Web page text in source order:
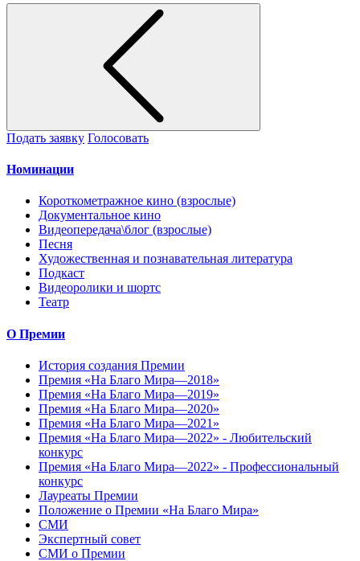
Подать заявку Голосовать
Номинации
Короткометражное кино (взрослые)
Документальное кино
Видеопередача\блог (взрослые)
Песня
Художественная и познавательная литература
Подкаст
Видеоролики и шортс
Театр
О Премии
История создания Премии
Премия «На Благо Мира—2018»
Премия «На Благо Мира—2019»
Премия «На Благо Мира—2020»
Премия «На Благо Мира—2021»
Премия «На Благо Мира—2022» - Любительский
конкурс
Премия «На Благо Мира—2022» - Профессиональный
конкурс
Лауреаты Премии
Положение о Премии «На Благо Мира»
СМИ
Экспертный совет
СМИ о Премии